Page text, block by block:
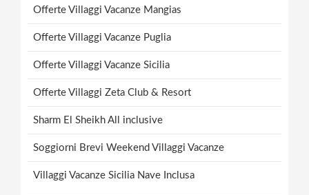
Offerte Villaggi Vacanze Mangias
Offerte Villaggi Vacanze Puglia
Offerte Villaggi Vacanze Sicilia
Offerte Villaggi Zeta Club & Resort
Sharm El Sheikh All inclusive
Soggiorni Brevi Weekend Villaggi Vacanze
Villaggi Vacanze Sicilia Nave Inclusa